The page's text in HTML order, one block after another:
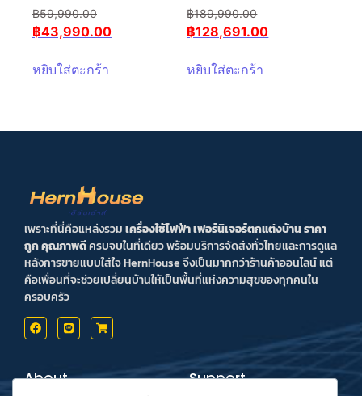
฿59,990.00
฿43,990.00
หยิบใส่ตะกร้า
฿189,990.00
฿128,691.00
หยิบใส่ตะกร้า
เพราะที่นี่คือแหล่งรวมเครื่องใช้ไฟฟ้า เฟอร์นิเจอร์ตกแต่งบ้าน ราคา
ถูก คุณภาพดีครบจบในที่เดียว พร้อมบริการจัดส่งทั่วไทยและการดูแล
หลังการขายแบบใส่ใจ HernHouse จึงเป็นมากกว่าร้านค้าออนไลน์ แต่
คือเพื่อนที่จะช่วยเปลี่ยนบ้านให้เป็นพื้นที่แห่งความสุขของทุกคนใน
ครอบครัว
About Support